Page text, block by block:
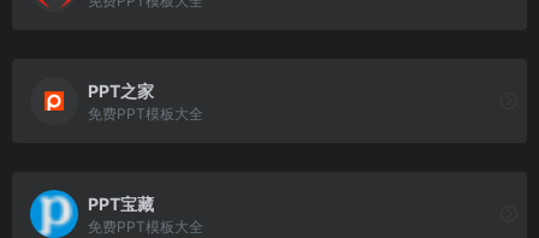
PPT之家
免费PPT模板大全
PPT宝藏
免费PPT模板大全